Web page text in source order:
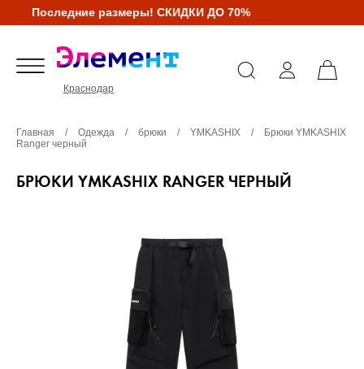
Последние размеры! СКИДКИ ДО 70%
Краснодар
Главная / Одежда / брюки / YMKASHIX /
Брюки YMKASHIX
Ranger черный
БРЮКИ YMKASHIX RANGER ЧЕРНЫЙ